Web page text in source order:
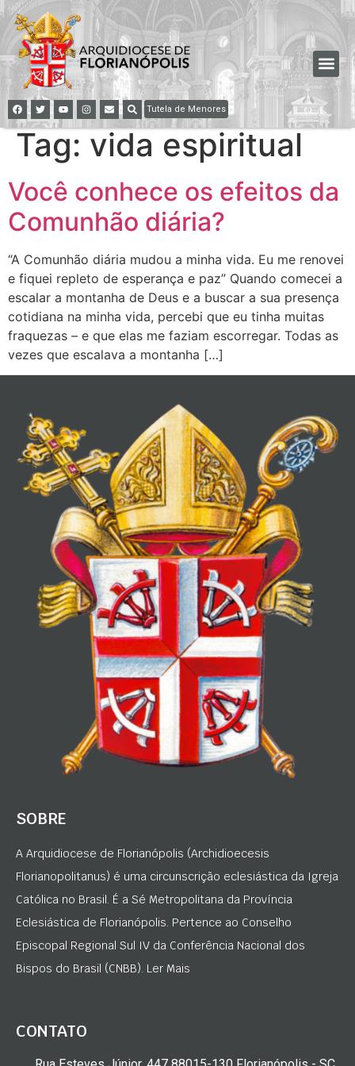
Tutela de Menores
Tag: vida espiritual
Você conhece os efeitos da
Comunhão diária?
“A Comunhão diária mudou a minha vida. Eu me renovei
e fiquei repleto de esperança e paz” Quando comecei a
escalar a montanha de Deus e a buscar a sua presença
cotidiana na minha vida, percebi que eu tinha muitas
fraquezas – e que elas me faziam escorregar. Todas as
vezes que escalava a montanha […]
SOBRE
A Arquidiocese de Florianópolis (Archidioecesis
Florianopolitanus) é uma circunscrição eclesiástica da Igreja
Católica no Brasil. É a Sé Metropolitana da Província
Eclesiástica de Florianópolis. Pertence ao Conselho
Episcopal Regional Sul IV da Conferência Nacional dos
Bispos do Brasil (CNBB). Ler Mais
CONTATO